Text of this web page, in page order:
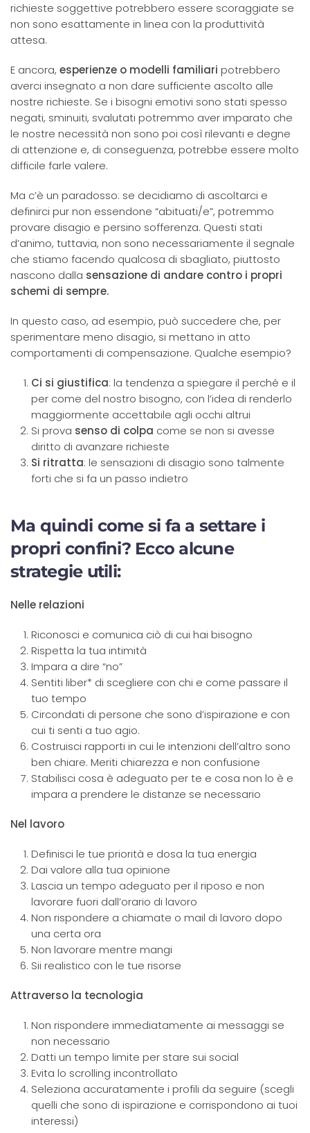
richieste soggettive potrebbero essere scoraggiate se
non sono esattamente in linea con la produttività
attesa.
E ancora, esperienze o modelli familiari potrebbero
averci insegnato a non dare sufficiente ascolto alle
nostre richieste. Se i bisogni emotivi sono stati spesso
negati, sminuiti, svalutati potremmo aver imparato che
le nostre necessità non sono poi così rilevanti e degne
di attenzione e, di conseguenza, potrebbe essere molto
difficile farle valere.
Ma c’è un paradosso: se decidiamo di ascoltarci e
definirci pur non essendone “abituati/e”, potremmo
provare disagio e persino sofferenza. Questi stati
d’animo, tuttavia, non sono necessariamente il segnale
che stiamo facendo qualcosa di sbagliato, piuttosto
nascono dalla sensazione di andare contro i propri
schemi di sempre.
In questo caso, ad esempio, può succedere che, per
sperimentare meno disagio, si mettano in atto
comportamenti di compensazione. Qualche esempio?
Ci si giustifica: la tendenza a spiegare il perché e il
per come del nostro bisogno, con l’idea di renderlo
maggiormente accettabile agli occhi altrui
Si prova senso di colpa come se non si avesse
diritto di avanzare richieste
Si ritratta: le sensazioni di disagio sono talmente
forti che si fa un passo indietro
Ma quindi come si fa a settare i
propri confini? Ecco alcune
strategie utili:
Nelle relazioni
Riconosci e comunica ciò di cui hai bisogno
Rispetta la tua intimità
Impara a dire “no”
Sentiti liber* di scegliere con chi e come passare il
tuo tempo
Circondati di persone che sono d’ispirazione e con
cui ti senti a tuo agio.
Costruisci rapporti in cui le intenzioni dell’altro sono
ben chiare. Meriti chiarezza e non confusione
Stabilisci cosa è adeguato per te e cosa non lo è e
impara a prendere le distanze se necessario
Nel lavoro
Definisci le tue priorità e dosa la tua energia
Dai valore alla tua opinione
Lascia un tempo adeguato per il riposo e non
lavorare fuori dall’orario di lavoro
Non rispondere a chiamate o mail di lavoro dopo
una certa ora
Non lavorare mentre mangi
Sii realistico con le tue risorse
Attraverso la tecnologia
Non rispondere immediatamente ai messaggi se
non necessario
Datti un tempo limite per stare sui social
Evita lo scrolling incontrollato
Seleziona accuratamente i profili da seguire (scegli
quelli che sono di ispirazione e corrispondono ai tuoi
interessi)